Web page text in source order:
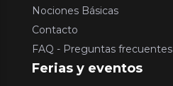
Nociones Básicas
Contacto
FAQ - Preguntas frecuentes
Ferias y eventos